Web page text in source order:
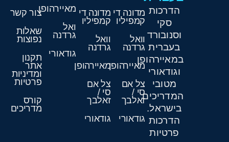
הדרכות
סקי
וסנובורד
בעברית
במאיירהופן
וגודאורי
מטובי
המדריכים
בישראל.
הדרכות
פרטיות
מדונה די
קמפיליו
וואל
גרדנה
מאיירהופן
צל אם
סי /
זאלבך
גודאורי
מדונה די
קמפיליו
וואל
גרדנה
מאיירהופן
צל אם
סי /
זאלבך
גודאורי
מאיירהופן
ואל
גרדנה
גודאורי
צור קשר
שאלות
נפוצות
תקנון
אתר
ומדיניות
פרטיות
קורס
מדריכים